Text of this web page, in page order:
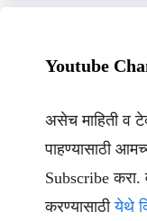
Youtube
असेच माहिती व
पाहण्यासाठी
Subscribe
करण्यासाठीयेथे